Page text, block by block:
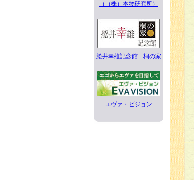
（（株）本物研究所）
舩井幸雄記念館 桐の家
エヴァ・ビジョン